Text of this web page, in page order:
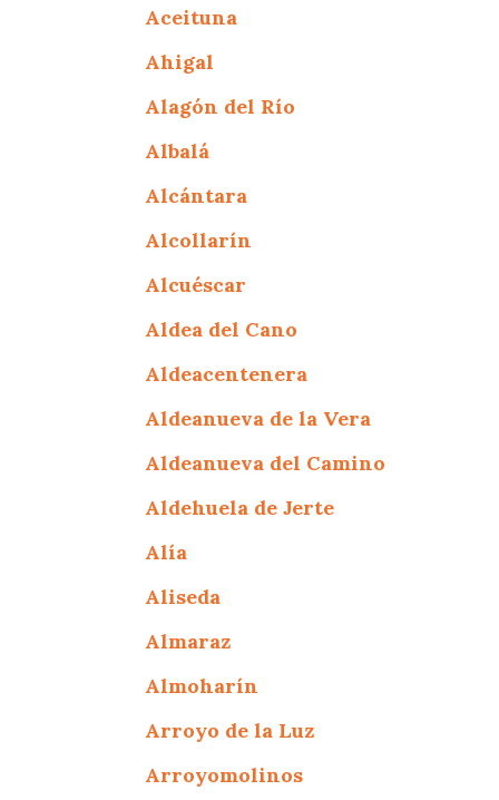
Aceituna
Ahigal
Alagón del Río
Albalá
Alcántara
Alcollarín
Alcuéscar
Aldea del Cano
Aldeacentenera
Aldeanueva de la Vera
Aldeanueva del Camino
Aldehuela de Jerte
Alía
Aliseda
Almaraz
Almoharín
Arroyo de la Luz
Arroyomolinos